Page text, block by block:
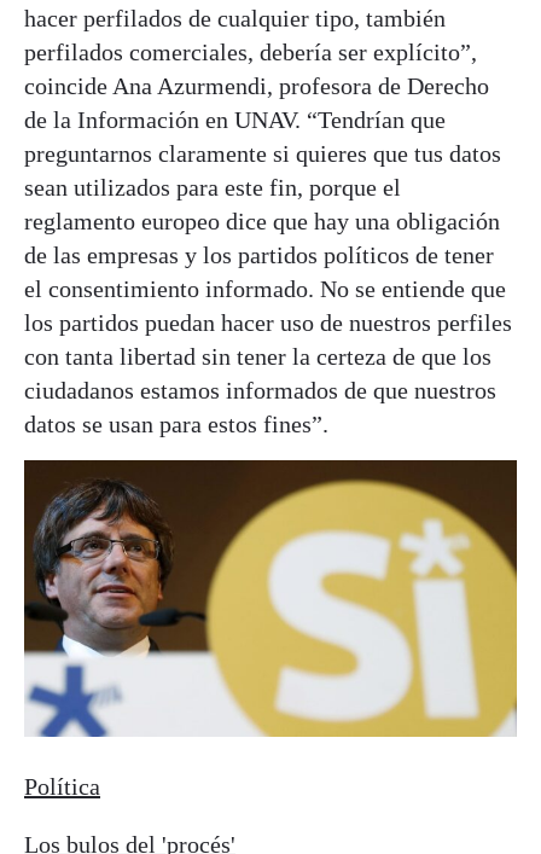
hacer perfilados de cualquier tipo, también
perfilados comerciales, debería ser explícito”,
coincide Ana Azurmendi, profesora de Derecho
de la Información en UNAV. “Tendrían que
preguntarnos claramente si quieres que tus datos
sean utilizados para este fin, porque el
reglamento europeo dice que hay una obligación
de las empresas y los partidos políticos de tener
el consentimiento informado. No se entiende que
los partidos puedan hacer uso de nuestros perfiles
con tanta libertad sin tener la certeza de que los
ciudadanos estamos informados de que nuestros
datos se usan para estos fines”.
Política
Los bulos del 'procés'